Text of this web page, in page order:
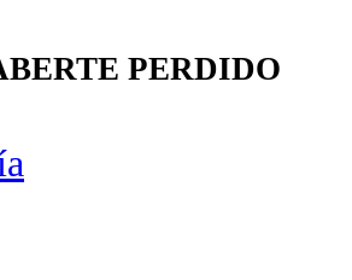
PERDIDO